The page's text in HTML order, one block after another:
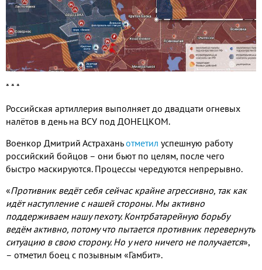
* * *
Российская артиллерия выполняет до двадцати огневых
налётов в день на ВСУ под ДОНЕЦКОМ.
Военкор Дмитрий Астраханьотметил успешную работу
российский бойцов – они бьют по целям, после чего
быстро маскируются. Процессы чередуются непрерывно.
«Противник ведёт себя сейчас крайне агрессивно, так как
идёт наступление с нашей стороны. Мы активно
поддерживаем нашу пехоту. Контрбатарейную борьбу
ведём активно, потому что пытается противник перевернуть
ситуацию в свою сторону. Но у него ничего не получается»,
– отметил боец с позывным «Гамбит».